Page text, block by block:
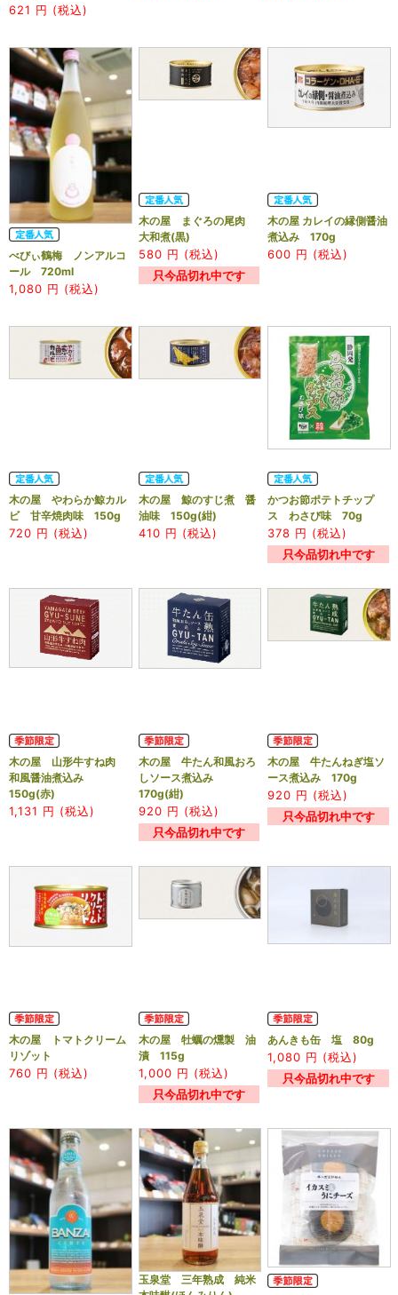
621 円 (税込)
べびぃ鶴梅 ノンアルコ
ール 720ml
1,080 円 (税込)
木の屋 まぐろの尾肉
大和煮(黒)
580 円 (税込)
只今品切れ中です
木の屋 カレイの縁側醤油
煮込み 170g
600 円 (税込)
木の屋 やわらか鯨カル
ビ 甘辛焼肉味 150g
720 円 (税込)
木の屋 鯨のすじ煮 醤
油味 150g(紺)
410 円 (税込)
かつお節ポテトチップ
ス わさび味 70g
378 円 (税込)
只今品切れ中です
木の屋 山形牛すね肉
和風醤油煮込み
150g(赤)
1,131 円 (税込)
木の屋 牛たん和風おろ
しソース煮込み
170g(紺)
920 円 (税込)
只今品切れ中です
木の屋 牛たんねぎ塩ソ
ース煮込み 170g
920 円 (税込)
只今品切れ中です
木の屋 トマトクリーム
リゾット
760 円 (税込)
木の屋 牡蠣の燻製 油
漬 115g
1,000 円 (税込)
只今品切れ中です
あんきも缶 塩 80g
1,080 円 (税込)
只今品切れ中です
玉泉堂 三年熟成 純米